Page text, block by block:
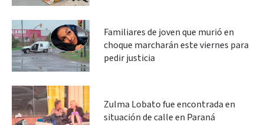
Familiares de joven que murió en
choque marcharán este viernes para
pedir justicia
Zulma Lobato fue encontrada en
situación de calle en Paraná